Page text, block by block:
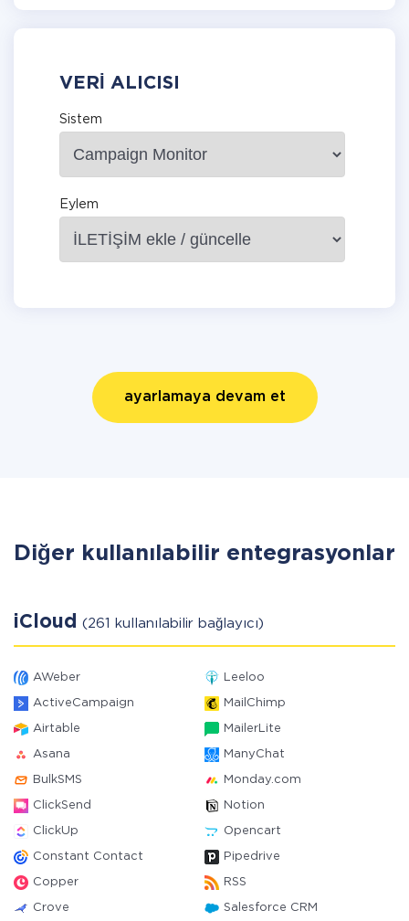
VERI ALICISI
Sistem
Eylem
ayarlamaya devam et
Diğer kullanılabilir entegrasyonlar
iCloud (261 kullanılabilir bağlayıcı)
AWeber Leeloo
ActiveCampaign MailChimp
Airtable MailerLite
Asana ManyChat
BulkSMS Monday.com
ClickSend Notion
ClickUp Opencart
Constant Contact Pipedrive
Copper RSS
Crove Salesforce CRM